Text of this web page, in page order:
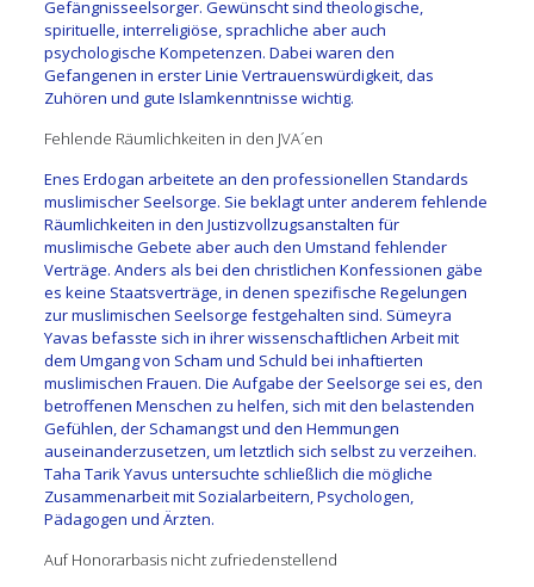
Gefängnisseelsorger. Gewünscht sind theologische,
spirituelle, interreligiöse, sprachliche aber auch
psychologische Kompetenzen. Dabei waren den
Gefangenen in erster Linie Vertrauenswürdigkeit, das
Zuhören und gute Islamkenntnisse wichtig.
Fehlende Räumlichkeiten in den JVA´en
Enes Erdogan arbeitete an den professionellen Standards
muslimischer Seelsorge. Sie beklagt unter anderem fehlende
Räumlichkeiten in den Justizvollzugsanstalten für
muslimische Gebete aber auch den Umstand fehlender
Verträge. Anders als bei den christlichen Konfessionen gäbe
es keine Staatsverträge, in denen spezifische Regelungen
zur muslimischen Seelsorge festgehalten sind. Sümeyra
Yavas befasste sich in ihrer wissenschaftlichen Arbeit mit
dem Umgang von Scham und Schuld bei inhaftierten
muslimischen Frauen. Die Aufgabe der Seelsorge sei es, den
betroffenen Menschen zu helfen, sich mit den belastenden
Gefühlen, der Schamangst und den Hemmungen
auseinanderzusetzen, um letztlich sich selbst zu verzeihen.
Taha Tarik Yavus untersuchte schließlich die mögliche
Zusammenarbeit mit Sozialarbeitern, Psychologen,
Pädagogen und Ärzten.
Auf Honorarbasis nicht zufriedenstellend